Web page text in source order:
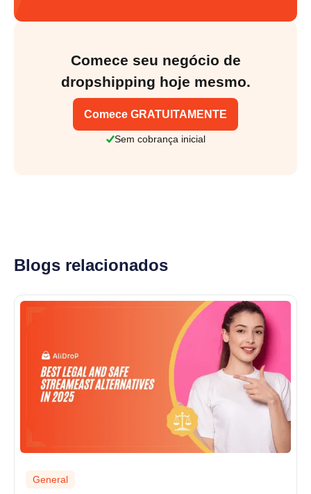
Comece seu negócio de
dropshipping hoje mesmo.
Comece GRATUITAMENTE
Sem cobrança inicial
Blogs relacionados
General